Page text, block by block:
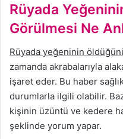
Rüyada
Görülmesi Ne
Rüyada yeğeninin
zamanda akrabalarıyla
işaret eder. Bu haber
durumlarla ilgili olabilir.
kişinin üzüntü ve kedere
şeklinde yorum yapar.